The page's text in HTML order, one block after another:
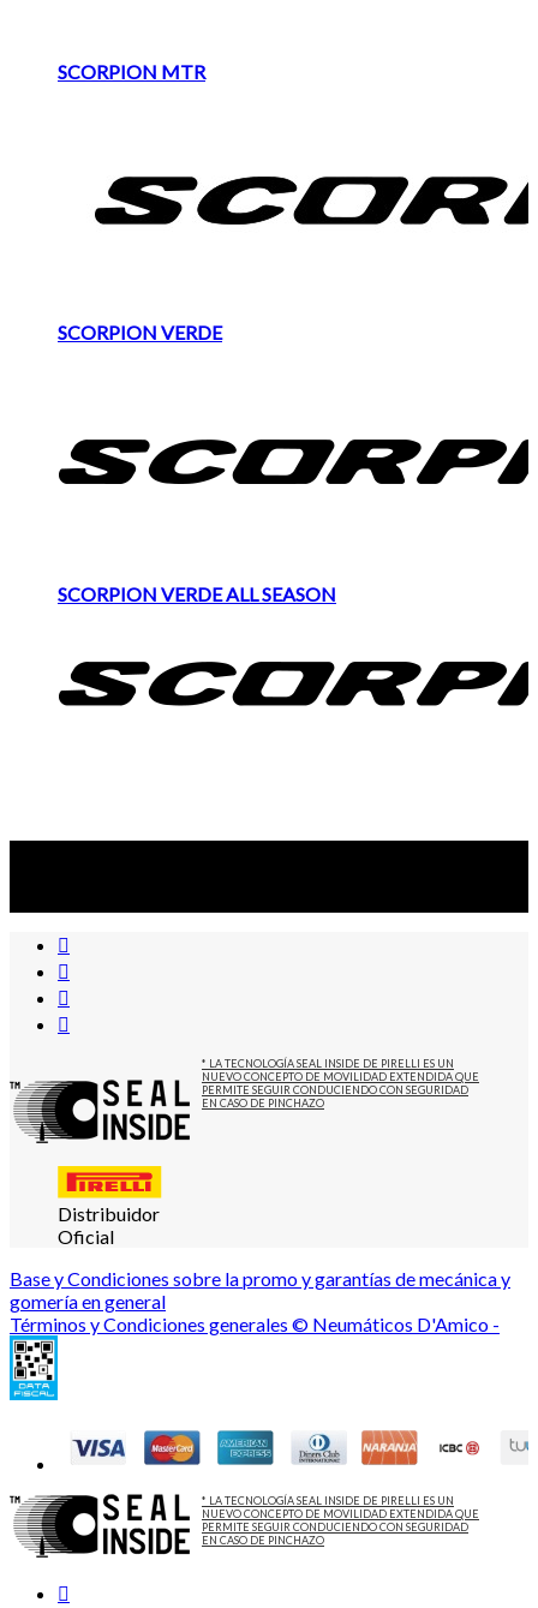
SCORPION MTR
SCORPION VERDE
SCORPION VERDE ALL SEASON
* LA TECNOLOGÍA SEAL INSIDE DE PIRELLI ES UN
NUEVO CONCEPTO DE MOVILIDAD EXTENDIDA QUE
PERMITE SEGUIR CONDUCIENDO CON SEGURIDAD
EN CASO DE PINCHAZO
Distribuidor
Oficial
Base y Condiciones sobre la promo y garantías de mecánica y
gomería en general
Términos y Condiciones generales © Neumáticos D'Amico -
* LA TECNOLOGÍA SEAL INSIDE DE PIRELLI ES UN
NUEVO CONCEPTO DE MOVILIDAD EXTENDIDA QUE
PERMITE SEGUIR CONDUCIENDO CON SEGURIDAD
EN CASO DE PINCHAZO